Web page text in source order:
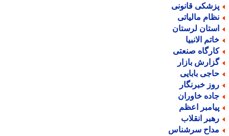
قانونی
مالیاتی
لرستان
الانبیا
صنعتی
بازار
بابایی
خبرنگار
خاوران
اعظم
انقلاب
سرشناس